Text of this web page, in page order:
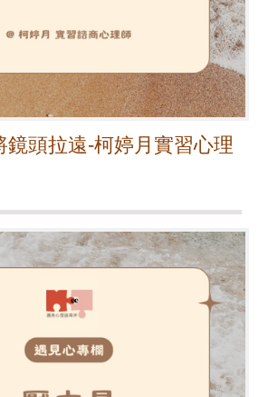
鏡頭拉遠-柯婷月實習心理